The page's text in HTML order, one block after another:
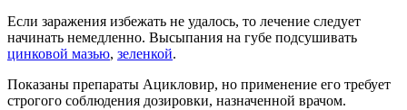
Если заражения избежать не удалось, то лечение следует
начинать немедленно. Высыпания на губе подсушивать
цинковой мазью, зеленкой.
Показаны препараты Ацикловир, но применение его требует
строгого соблюдения дозировки, назначенной врачом.